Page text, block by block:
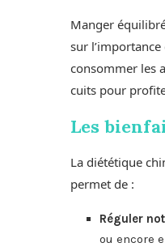
Manger
sur
consommer les
cuits pour
Les
La diététique
permet de :
Réguler
ou encore